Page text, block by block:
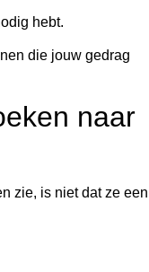
hebt.
die jouw gedrag
naar
zie, is niet dat ze een